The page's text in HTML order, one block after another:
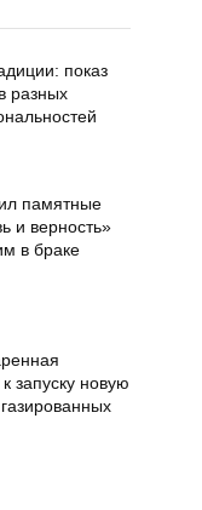
показ
разных
памятные
и верность»
в браке
запуску новую